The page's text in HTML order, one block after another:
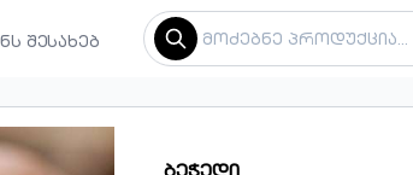
შესახებ
ბეჭედი